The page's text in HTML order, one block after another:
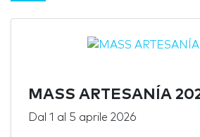
MASS ARTESANÍA
Dal 1 al 5 aprile 2026